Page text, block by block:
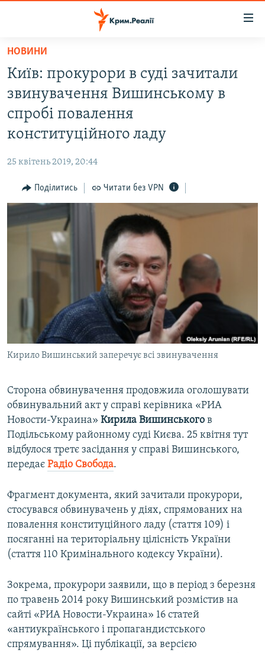
Перейти
основного
матеріалу
до
основної
Перейти
пошуку
ВОДА.КРИМ
ВІДЕО ТА ФОТО
ІНТЕРВ'Ю
СПЕЦПРОЕКТИ
ДЕПОРТАЦІЯ
СВІДЧЕННЯ ОКУПАЦІЇ
УКРАЇНСЬКА ПРОБЛЕМА КРИМУ
ІНФОГРАФІКА
ЯК ОБІЙТИ БЛОКУВАННЯ
Qırımtatar
ДОЛУЧАЙСЯ!
Усі сайти RFE/RL
НОВИНИ
Київ: прокурори в суді зачитали
звинувачення Вишинському в
спробі повалення
конституційного ладу
25 квітень 2019, 20:44
Поділитись Читати без VPN
Кирило Вишинський заперечує всі звинувачення
Сторона обвинувачення продовжила оголошувати
обвинувальний акт у справі керівника «РИА
Новости-Украина» Кирила Вишинського в
Подільському районному суді Києва. 25 квітня тут
відбулося третє засідання у справі Вишинського,
передає Радіо Свобода.
Фрагмент документа, який зачитали прокурори,
стосувався обвинувачень у діях, спрямованих на
повалення конституційного ладу (стаття 109) і
посяганні на територіальну цілісність України
(стаття 110 Кримінального кодексу України).
Зокрема, прокурори заявили, що в період з березня
по травень 2014 року Вишинський розмістив на
сайті «РИА Новости-Украина» 16 статей
«антиукраїнського і пропагандистського
спрямування». Ці публікації, за версією